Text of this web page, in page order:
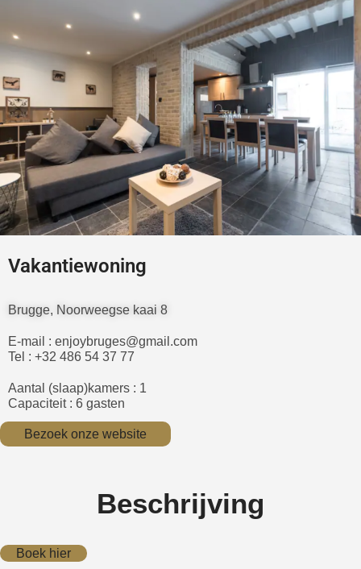
Vakantiewoning
Brugge, Noorweegse kaai 8
E-mail : enjoybruges@gmail.com
Tel : +32 486 54 37 77
Aantal (slaap)kamers : 1
Capaciteit : 6 gasten
Bezoek onze website
Beschrijving
Boek hier